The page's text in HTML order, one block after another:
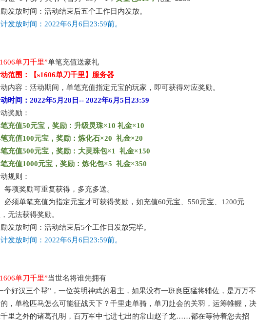
发放时间：活动结束后五个工作日内发放。
发放时间： 2022年6月6日 23:59前。
单刀千里”单笔充值送豪礼
范围：【s1606单刀千里 】服务器
内容：活动期间，单笔充值指定元宝的玩家，即可获得对应奖励。
时间： 2022年5月28日-- 2022年6月5日23:59
奖励：
充值50元宝，奖励：升级灵珠×10 礼金×10
充值100元宝，奖励：炼化石×20 礼金×20
充值500元宝，奖励：大灵珠包×1 礼金×150
充值1000元宝，奖励：炼化包×5 礼金×350
规则：
每项奖励可重复获得，多充多送。
必须单笔充值为指定元宝才可获得奖励，如充值60元宝、550元宝、1200元
无法获得奖励。
发放时间：活动结束后5个工作日发放完毕。
发放时间： 2022年6月6日 23:59前。
单刀千里”当世名将谁先拥有
个好汉三个帮”，一位英明神武的君主，如果没有一班良臣猛将辅佐，是万万不
，单枪匹马怎么可能征战天下？千里走单骑，单刀赴会的关羽，运筹帷幄，决
里之外的诸葛孔明，百万军中七进七出的常山赵子龙……都在等待着您去招